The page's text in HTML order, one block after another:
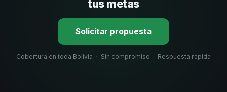
tus metas
Solicitar propuesta
Cobertura en toda Bolivia · Sin compromiso · Respuesta rápida